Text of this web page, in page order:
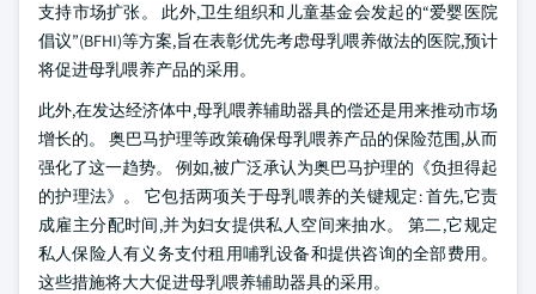
支持市场扩张。 此外,卫生组织和儿童基金会发起的“爱婴医院
倡议”(BFHI)等方案,旨在表彰优先考虑母乳喂养做法的医院,预计
将促进母乳喂养产品的采用。
此外,在发达经济体中,母乳喂养辅助器具的偿还是用来推动市场
增长的。 奥巴马护理等政策确保母乳喂养产品的保险范围,从而
强化了这一趋势。 例如,被广泛承认为奥巴马护理的《负担得起
的护理法》。 它包括两项关于母乳喂养的关键规定: 首先,它责
成雇主分配时间,并为妇女提供私人空间来抽水。 第二,它规定
私人保险人有义务支付租用哺乳设备和提供咨询的全部费用。
这些措施将大大促进母乳喂养辅助器具的采用。